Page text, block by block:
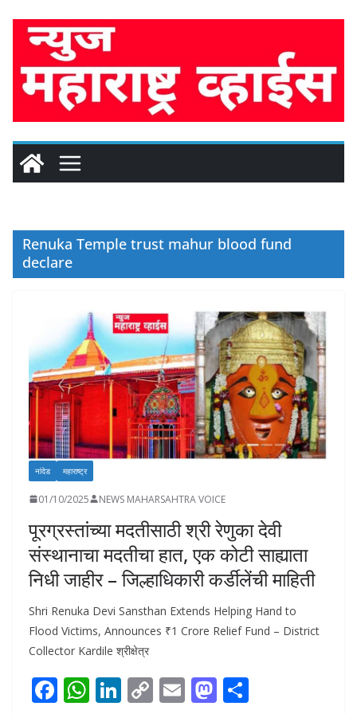
Renuka Temple trust mahur blood fund
declare
नांदेड महाराष्ट्र
01/10/2025 NEWS MAHARSAHTRA VOICE
पूरग्रस्तांच्या मदतीसाठी श्री रेणुका देवी
संस्थानाचा मदतीचा हात, एक कोटी साह्याता
निधी जाहीर – जिल्हाधिकारी कर्डीलेंची माहिती
Shri Renuka Devi Sansthan Extends Helping Hand to
Flood Victims, Announces ₹1 Crore Relief Fund – District
Collector Kardile श्रीक्षेत्र
F W Li C E M